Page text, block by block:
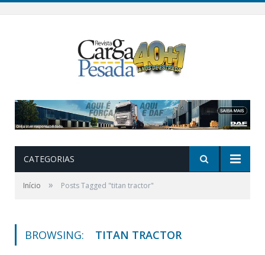
CATEGORIAS
Início » Posts Tagged "titan tractor"
BROWSING: TITAN TRACTOR